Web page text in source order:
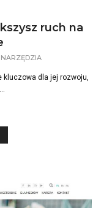
ruch na
NARZĘDZIA
kluczowa dla jej rozwoju,